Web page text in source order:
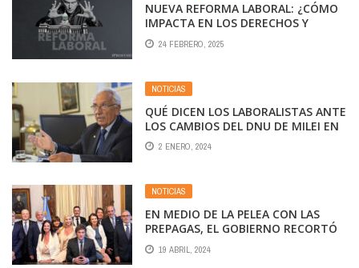
NUEVA REFORMA LABORAL: ¿CÓMO
IMPACTA EN LOS DERECHOS Y
BENEFICIOS DE LOS TRABAJADORES?
24 FEBRERO, 2025
NOTICIAS
QUÉ DICEN LOS LABORALISTAS ANTE
LOS CAMBIOS DEL DNU DE MILEI EN
EL RÉGIMEN DE EMPLEO
2 ENERO, 2024
NOTICIAS
EN MEDIO DE LA PELEA CON LAS
PREPAGAS, EL GOBIERNO RECORTÓ
35% EL GASTO EN SALUD
19 ABRIL, 2024